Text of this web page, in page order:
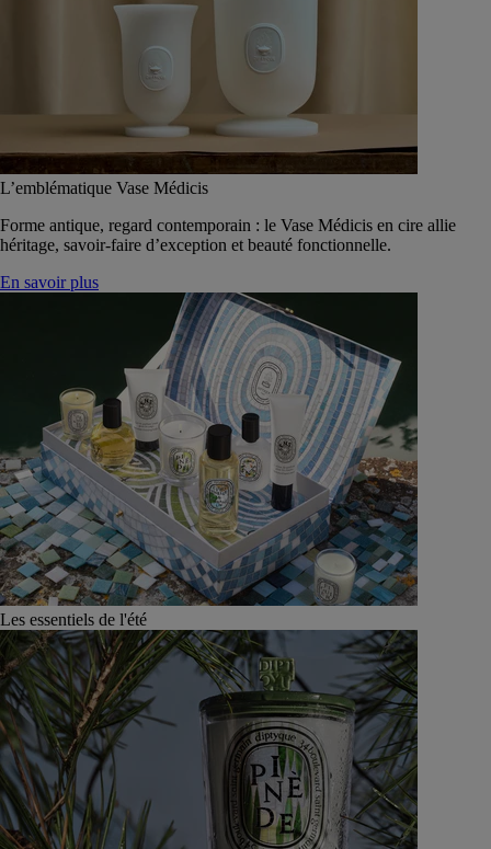
L’emblématique Vase Médicis
Forme antique, regard contemporain : le Vase Médicis en cire allie
héritage, savoir-faire d’exception et beauté fonctionnelle.
En savoir plus
Les essentiels de l'été